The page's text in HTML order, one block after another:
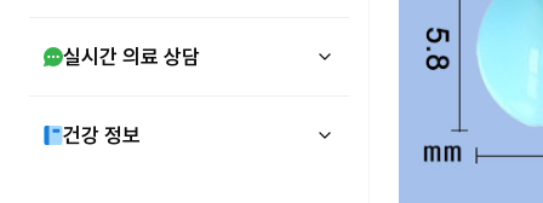
실시간 의료 상담
건강 정보